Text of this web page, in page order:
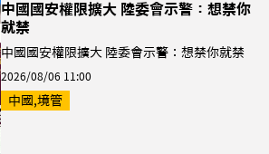
中國國安權限擴大 陸委會示警：想禁你
就禁
中國國安權限擴大 陸委會示警：想禁你就禁
2026/08/06 11:00
中國,境管